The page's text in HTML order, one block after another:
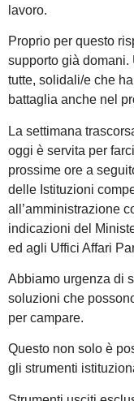
lavoro.
Proprio per questo
supporto già domani.
tutte, solidali/e che
battaglia anche nel
La settimana
oggi è servita per
prossime ore a
delle Istituzioni
all’amministrazione
indicazioni del
ed agli Uffici Affari
Abbiamo urgenza di
soluzioni che
per campare.
Questo non solo è
gli strumenti